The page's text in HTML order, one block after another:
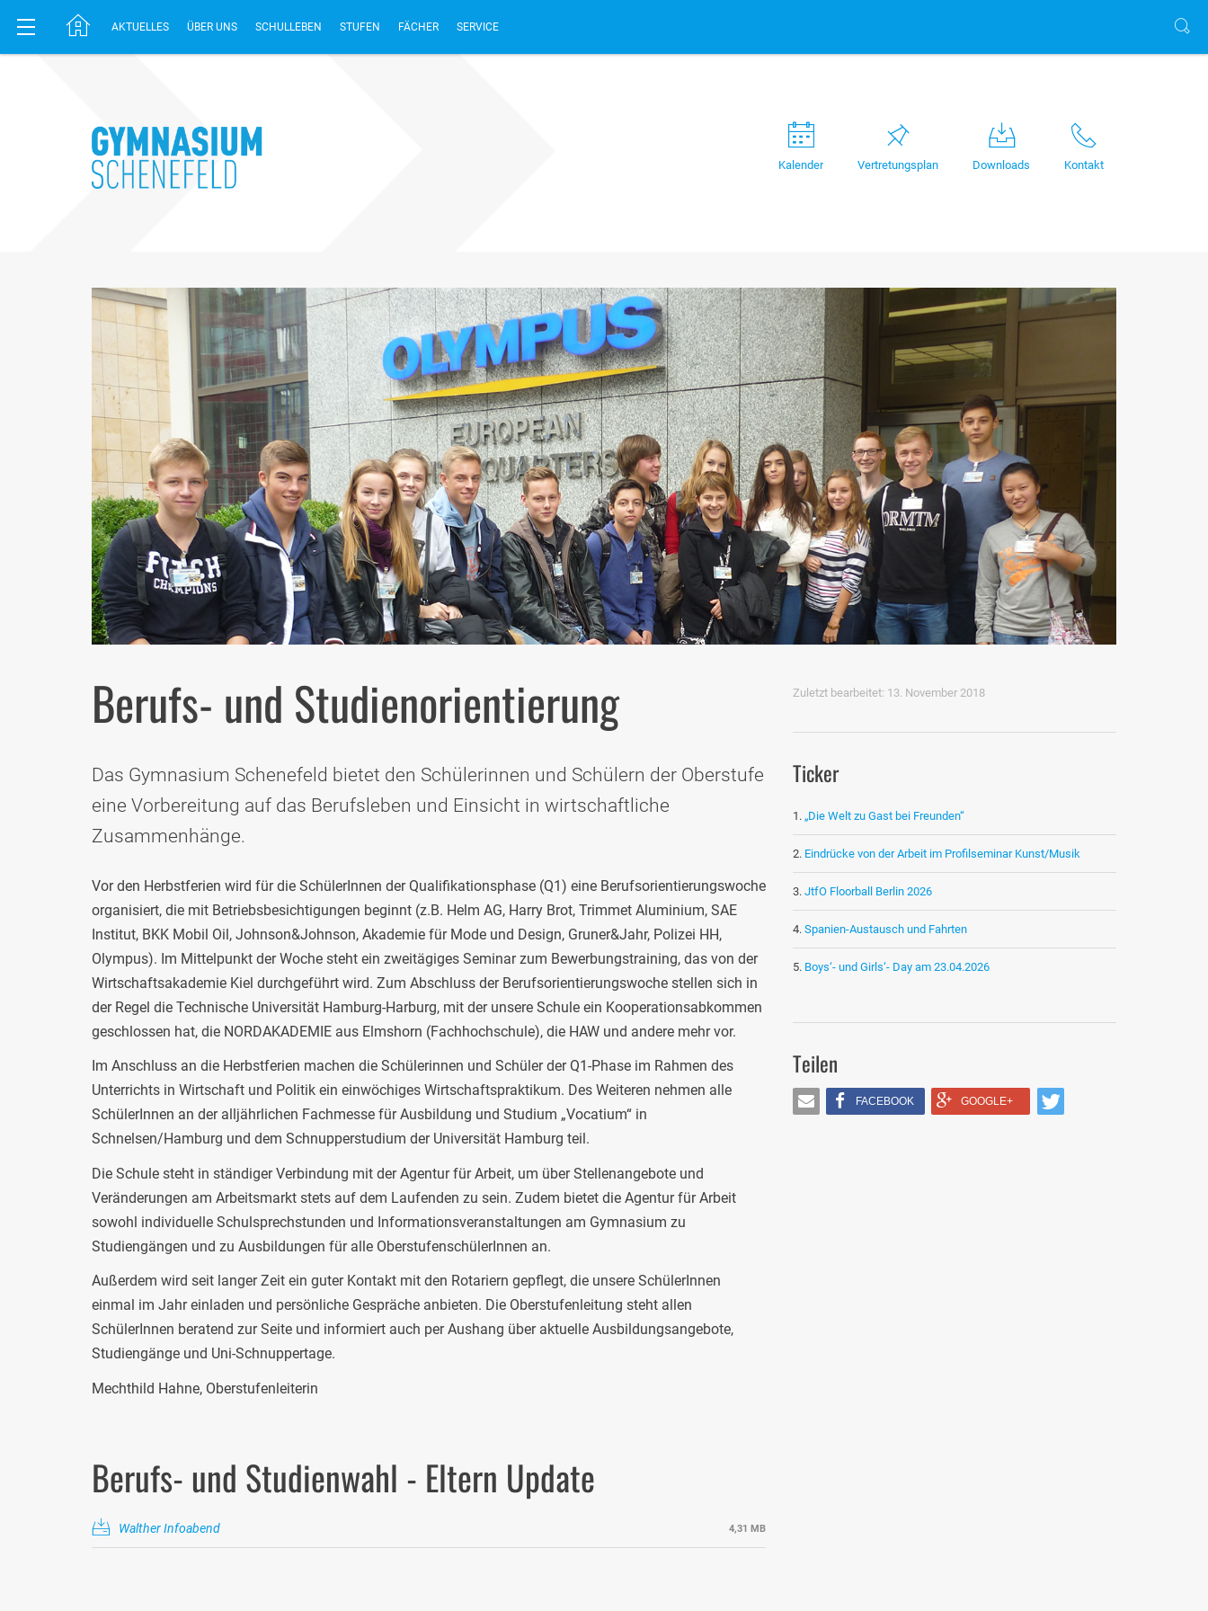
AKTUELLES ÜBER UNS SCHULLEBEN STUFEN FÄCHER SERVICE
Kalender Vertretungsplan Downloads Kontakt
Berufs- und Studienorientierung
Das Gymnasium Schenefeld bietet den Schülerinnen und Schülern der Oberstufe
eine Vorbereitung auf das Berufsleben und Einsicht in wirtschaftliche
Zusammenhänge.
Vor den Herbstferien wird für die SchülerInnen der Qualifikationsphase (Q1) eine Berufsorientierungswoche
organisiert, die mit Betriebsbesichtigungen beginnt (z.B. Helm AG, Harry Brot, Trimmet Aluminium, SAE
Institut, BKK Mobil Oil, Johnson&Johnson, Akademie für Mode und Design, Gruner&Jahr, Polizei HH,
Olympus). Im Mittelpunkt der Woche steht ein zweitägiges Seminar zum Bewerbungstraining, das von der
Wirtschaftsakademie Kiel durchgeführt wird. Zum Abschluss der Berufsorientierungswoche stellen sich in
der Regel die Technische Universität Hamburg-Harburg, mit der unsere Schule ein Kooperationsabkommen
geschlossen hat, die NORDAKADEMIE aus Elmshorn (Fachhochschule), die HAW und andere mehr vor.
Im Anschluss an die Herbstferien machen die Schülerinnen und Schüler der Q1-Phase im Rahmen des
Unterrichts in Wirtschaft und Politik ein einwöchiges Wirtschaftspraktikum. Des Weiteren nehmen alle
SchülerInnen an der alljährlichen Fachmesse für Ausbildung und Studium „Vocatium“ in
Schnelsen/Hamburg und dem Schnupperstudium der Universität Hamburg teil.
Die Schule steht in ständiger Verbindung mit der Agentur für Arbeit, um über Stellenangebote und
Veränderungen am Arbeitsmarkt stets auf dem Laufenden zu sein. Zudem bietet die Agentur für Arbeit
sowohl individuelle Schulsprechstunden und Informationsveranstaltungen am Gymnasium zu
Studiengängen und zu Ausbildungen für alle OberstufenschülerInnen an.
Außerdem wird seit langer Zeit ein guter Kontakt mit den Rotariern gepflegt, die unsere SchülerInnen
einmal im Jahr einladen und persönliche Gespräche anbieten. Die Oberstufenleitung steht allen
SchülerInnen beratend zur Seite und informiert auch per Aushang über aktuelle Ausbildungsangebote,
Studiengänge und Uni-Schnuppertage.
Mechthild Hahne, Oberstufenleiterin
Berufs- und Studienwahl - Eltern Update
Walther Infoabend 4,31 MB
Meta
Zuletzt bearbeitet: 13. November 2018
Ticker
„Die Welt zu Gast bei Freunden“
Eindrücke von der Arbeit im Profilseminar Kunst/Musik
JtfO Floorball Berlin 2026
Spanien-Austausch und Fahrten
Boys‘- und Girls‘- Day am 23.04.2026
Teilen
FACEBOOK GOOGLE+